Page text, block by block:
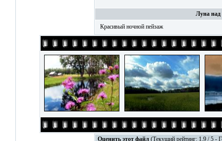
Луна над
Красивый ночной пейзаж
Оценить этот файл (Текущий рейтинг: 1.9 / 5 -